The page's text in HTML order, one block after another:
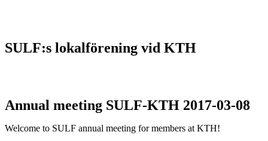
SULF:s lokalförening vid KTH
Annual meeting SULF-KTH 2017-03-08
Welcome to SULF annual meeting for members at KTH!